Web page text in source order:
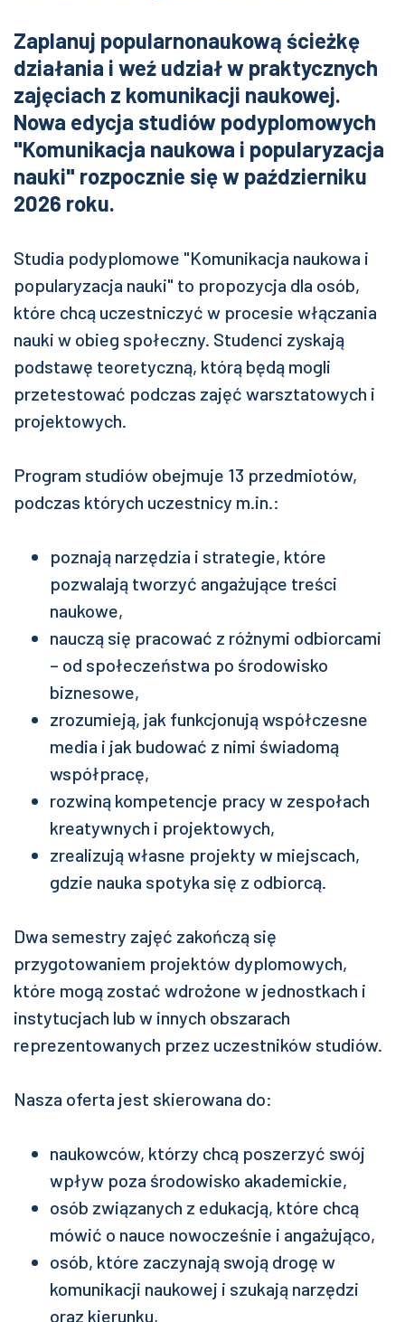
Zaplanuj popularnonaukową ścieżkę
działania i weź udział w praktycznych
zajęciach z komunikacji naukowej.
Nowa edycja studiów podyplomowych
"Komunikacja naukowa i popularyzacja
nauki" rozpocznie się w październiku
2026 roku.
Studia podyplomowe "Komunikacja naukowa i
popularyzacja nauki" to propozycja dla osób,
które chcą uczestniczyć w procesie włączania
nauki w obieg społeczny. Studenci zyskają
podstawę teoretyczną, którą będą mogli
przetestować podczas zajęć warsztatowych i
projektowych.
Program studiów obejmuje 13 przedmiotów,
podczas których uczestnicy m.in.:
poznają narzędzia i strategie, które
pozwalają tworzyć angażujące treści
naukowe,
nauczą się pracować z różnymi odbiorcami
– od społeczeństwa po środowisko
biznesowe,
zrozumieją, jak funkcjonują współczesne
media i jak budować z nimi świadomą
współpracę,
rozwiną kompetencje pracy w zespołach
kreatywnych i projektowych,
zrealizują własne projekty w miejscach,
gdzie nauka spotyka się z odbiorcą.
Dwa semestry zajęć zakończą się
przygotowaniem projektów dyplomowych,
które mogą zostać wdrożone w jednostkach i
instytucjach lub w innych obszarach
reprezentowanych przez uczestników studiów.
Nasza oferta jest skierowana do:
naukowców, którzy chcą poszerzyć swój
wpływ poza środowisko akademickie,
osób związanych z edukacją, które chcą
mówić o nauce nowocześnie i angażująco,
osób, które zaczynają swoją drogę w
komunikacji naukowej i szukają narzędzi
oraz kierunku,